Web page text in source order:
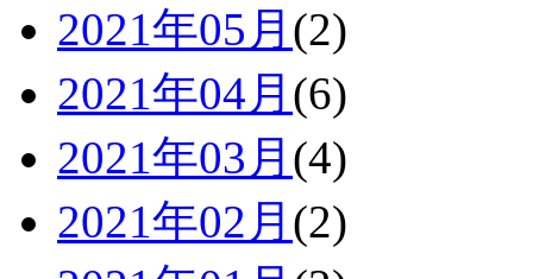
2021年05月 (2)
2021年04月 (6)
2021年03月 (4)
2021年02月 (2)